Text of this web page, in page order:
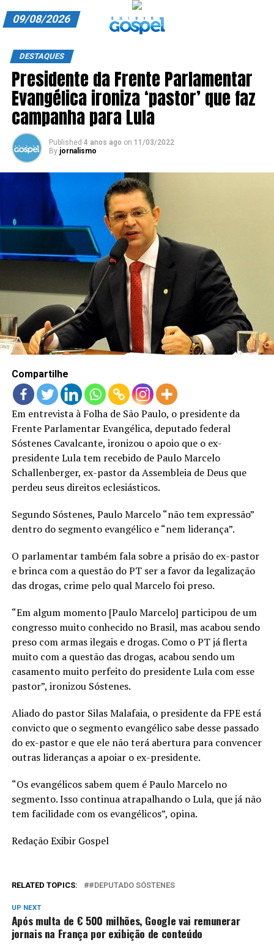
ANUNCIE CONOSCO
ASSINE
CARRINHO
EDITORIAL
ENTREVISTAS
EXPEDIENTE
FINALIZAR COMPRA
HOME
09/08/2026
DESTAQUES
Presidente da Frente Parlamentar
Evangélica ironiza ‘pastor’ que faz
campanha para Lula
Published 4 anos ago on 11/03/2022
By jornalismo
Compartilhe
Em entrevista à Folha de São Paulo, o presidente da
Frente Parlamentar Evangélica, deputado federal
Sóstenes Cavalcante, ironizou o apoio que o ex-
presidente Lula tem recebido de Paulo Marcelo
Schallenberger, ex-pastor da Assembleia de Deus que
perdeu seus direitos eclesiásticos.
Segundo Sóstenes, Paulo Marcelo “não tem expressão”
dentro do segmento evangélico e “nem liderança”.
O parlamentar também fala sobre a prisão do ex-pastor
e brinca com a questão do PT ser a favor da legalização
das drogas, crime pelo qual Marcelo foi preso.
“Em algum momento [Paulo Marcelo] participou de um
congresso muito conhecido no Brasil, mas acabou sendo
preso com armas ilegais e drogas. Como o PT já flerta
muito com a questão das drogas, acabou sendo um
casamento muito perfeito do presidente Lula com esse
pastor”, ironizou Sóstenes.
Aliado do pastor Silas Malafaia, o presidente da FPE está
convicto que o segmento evangélico sabe desse passado
do ex-pastor e que ele não terá abertura para convencer
outras lideranças a apoiar o ex-presidente.
“Os evangélicos sabem quem é Paulo Marcelo no
segmento. Isso continua atrapalhando o Lula, que já não
tem facilidade com os evangélicos”, opina.
Redação Exibir Gospel
RELATED TOPICS: #DEPUTADO SÓSTENES
UP NEXT
Após multa de € 500 milhões, Google vai remunerar
jornais na França por exibição de conteúdo